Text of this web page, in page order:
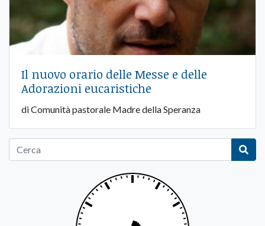
Il nuovo orario delle Messe e delle
Adorazioni eucaristiche
di Comunità pastorale Madre della Speranza